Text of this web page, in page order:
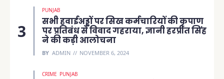
PUNJAB
सभी हवाईअड्डों पर सिख कर्मचारियों की कृपाण
पर प्रतिबंध से विवाद गहराया, ज्ञानी हरप्रीत सिंह
ने की कड़ी आलोचना
BY ADMIN NOVEMBER 6, 2024
CRIME PUNJAB